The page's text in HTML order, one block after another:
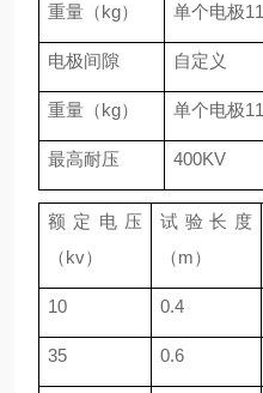
重量（kg） 单个电极11
电极间隙 自定义
重量（kg） 单个电极11
最高耐压 400KV
额定电压
（kv）
试验长度
（m）
10 0.4
35 0.6